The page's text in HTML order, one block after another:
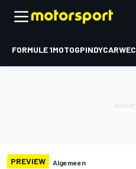
FORMULE 1MOTOGPINDYCARWEC
PREVIEW Algemeen